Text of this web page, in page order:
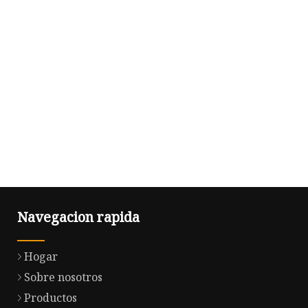
Navegacion rapida
Hogar
Sobre nosotros
Productos